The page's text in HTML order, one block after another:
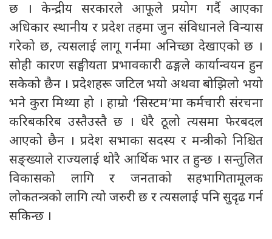
छ । केन्द्रीय सरकारले आफूले प्रयोग गर्दै आएका
अधिकार स्थानीय र प्रदेश तहमा जुन संविधानले विन्यास
गरेको छ, त्यसलाई लागू गर्नमा अनिच्छा देखाएको छ ।
सोही कारण सङ्घीयता प्रभावकारी ढङ्गले कार्यान्वयन हुन
सकेको छैन । प्रदेशहरू जटिल भयो अथवा बोझिलो भयो
भने कुरा मिथ्या हो । हाम्रो ‘सिस्टम’मा कर्मचारी संरचना
करिबकरिब उस्तैउस्तै छ । धेरै ठूलो त्यसमा फेरबदल
आएको छैन । प्रदेश सभाका सदस्य र मन्त्रीको निश्चित
सङ्ख्याले राज्यलाई थोरै आर्थिक भार त हुन्छ । सन्तुलित
विकासको लागि र जनताको सहभागितामूलक
लोकतन्त्रको लागि त्यो जरुरी छ र त्यसलाई पनि सुदृढ गर्न
सकिन्छ ।